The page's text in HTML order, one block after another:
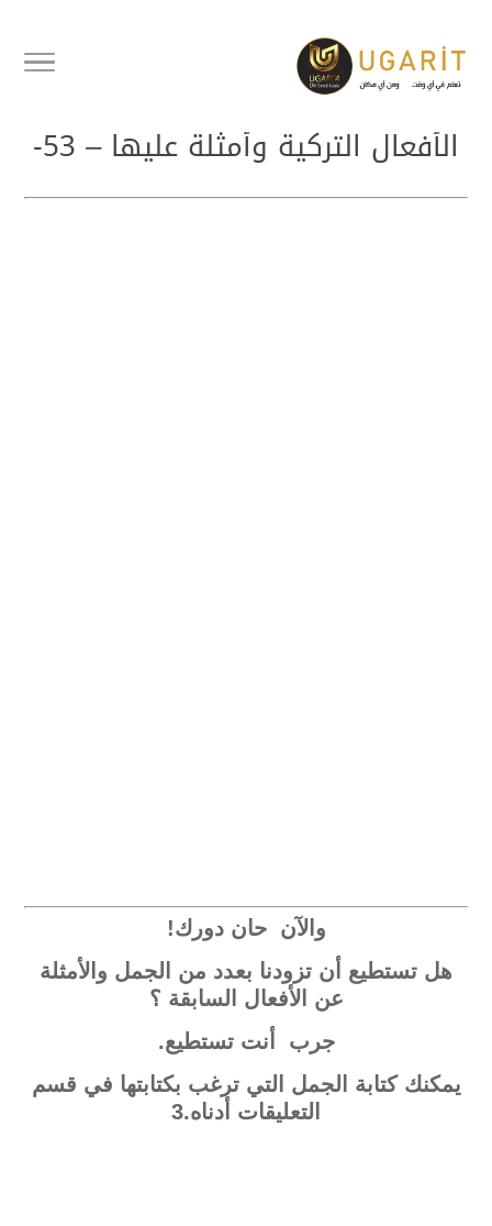
أفعال تركية مهمة وشائعة سلسلة
الأفعال التركية وأمثلة عليها – 53-
والآن حان دورك!
هل تستطيع أن تزودنا بعدد من الجمل والأمثلة
عن الأفعال السابقة ؟
جرب أنت تستطيع.
يمكنك كتابة الجمل التي ترغب بكتابتها في قسم
التعليقات أدناه.3